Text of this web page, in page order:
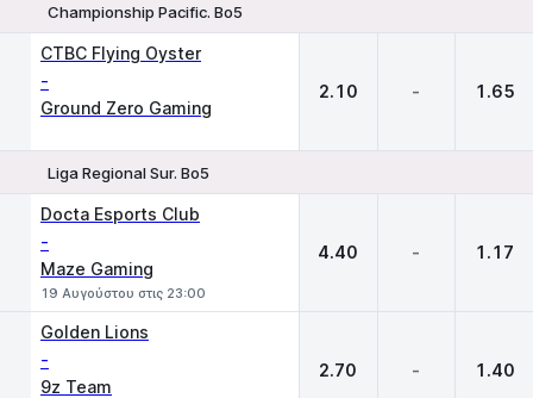
Championship Pacific. Bo5
CTBC Flying Oyster
-
Ground Zero Gaming
2.10 - 1.65
Liga Regional Sur. Bo5
Docta Esports Club
-
Maze Gaming
19 Αυγούστου στις 23:00
4.40 - 1.17
Golden Lions
-
9z Team
2.70 - 1.40